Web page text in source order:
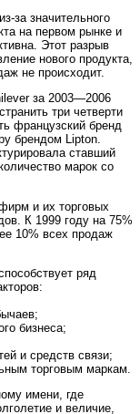
за значительного
на первом рынке и
Этот разрыв
нового продукта,
не происходит.
за 2003—2006
три четверти
французский бренд
брендом Lipton.
ставший
марок со
и их торговых
К 1999 году на 75%
10% всех продаж
ряд
бизнеса;
и средств связи;
торговым маркам.
имени, где
и величие,